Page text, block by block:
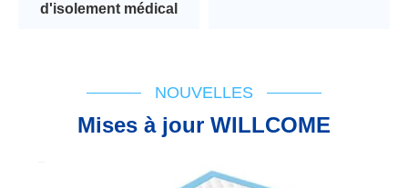
d'isolement médical
NOUVELLES
Mises à jour WILLCOME